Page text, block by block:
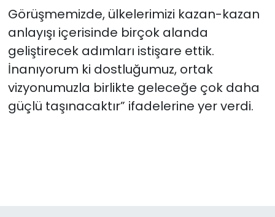
Görüşmemizde, ülkelerimizi kazan-kazan
anlayışı içerisinde birçok alanda
geliştirecek adımları istişare ettik.
İnanıyorum ki dostluğumuz, ortak
vizyonumuzla birlikte geleceğe çok daha
güçlü taşınacaktır” ifadelerine yer verdi.